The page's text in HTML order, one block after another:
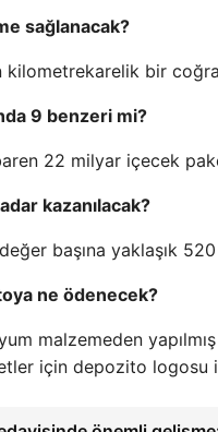
sağlanacak?
kilometrekarelik bir
9 benzeri mi?
22 milyar içecek
kazanılacak?
başına yaklaşık
ne ödenecek?
malzemeden
için depozito